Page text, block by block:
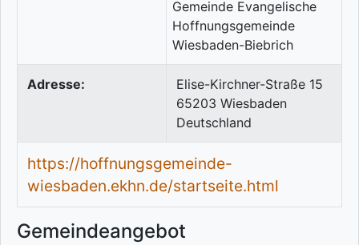
Adresse:
Elise-Kirchner-Straße 15
65203 Wiesbaden
Deutschland
https://hoffnungsgemeinde-
wiesbaden.ekhn.de/startseite.html
Gemeindeangebot